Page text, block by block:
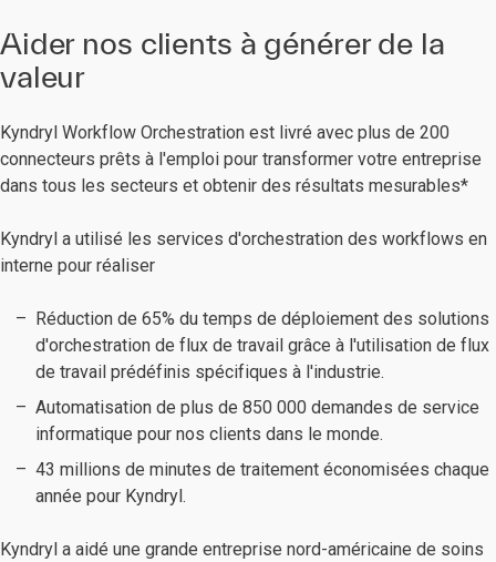
Aider nos clients à générer de la
valeur
Kyndryl Workflow Orchestration est livré avec plus de 200
connecteurs prêts à l'emploi pour transformer votre entreprise
dans tous les secteurs et obtenir des résultats mesurables*
Kyndryl a utilisé les services d'orchestration des workflows en
interne pour réaliser
Réduction de 65% du temps de déploiement des solutions
d'orchestration de flux de travail grâce à l'utilisation de flux
de travail prédéfinis spécifiques à l'industrie.
Automatisation de plus de 850 000 demandes de service
informatique pour nos clients dans le monde.
43 millions de minutes de traitement économisées chaque
année pour Kyndryl.
Kyndryl a aidé une grande entreprise nord-américaine de soins